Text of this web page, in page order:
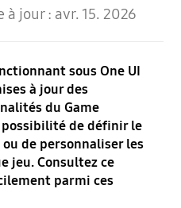
à jour : avr. 15. 2026
sous One UI
à jour des
du Game
de définir le
de personnaliser les
jeu. Consultez ce
parmi ces